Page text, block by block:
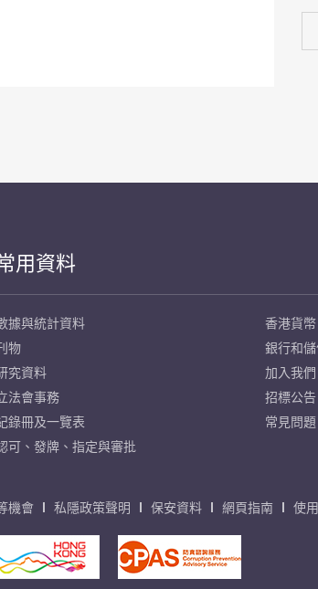
用資料
據與統計資料
物
究資料
法會事務
錄冊及一覽表
可、發牌、指定與審批
香港貨
銀行和
加入我們
招標公告
常見問題
機會 私隱政策聲明 保安資料 網頁指南 使